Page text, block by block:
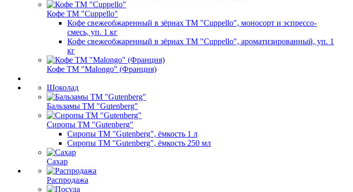
Кофе ТМ "Cuppello"
Кофе свежеобжаренный в зёрнах ТМ "Cuppello", моносорт и эспрессо-
смесь, уп. 1 кг
Кофе свежеобжаренный в зёрнах ТМ "Cuppello", ароматизированный, уп. 1
кг
Кофе ТМ "Malongo" (Франция)
Шоколад
Бальзамы ТМ "Gutenberg"
Сиропы ТМ "Gutenberg"
Сиропы ТМ "Gutenberg", ёмкость 1 л
Сиропы ТМ "Gutenberg", ёмкость 250 мл
Сахар
Распродажа